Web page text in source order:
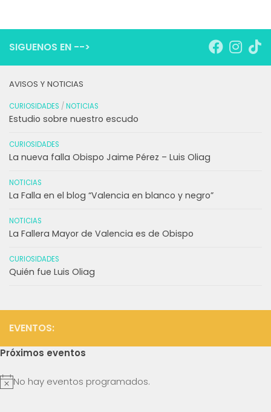
SIGUENOS EN -->
AVISOS Y NOTICIAS
CURIOSIDADES / NOTICIAS
Estudio sobre nuestro escudo
CURIOSIDADES
La nueva falla Obispo Jaime Pérez – Luis Oliag
NOTICIAS
La Falla en el blog “Valencia en blanco y negro”
NOTICIAS
La Fallera Mayor de Valencia es de Obispo
CURIOSIDADES
Quién fue Luis Oliag
EVENTOS:
Próximos eventos
AvisoNo hay eventos programados.